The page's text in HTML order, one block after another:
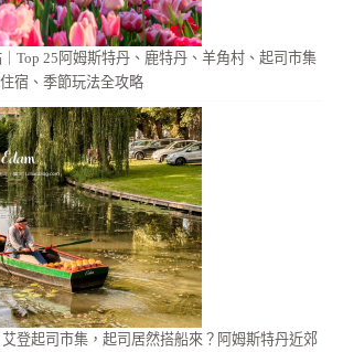
Top 25阿姆斯特丹、鹿特丹、羊角村、起司市集
宿、季節玩法全攻略
登起司市集，起司居然搭船來？阿姆斯特丹近郊